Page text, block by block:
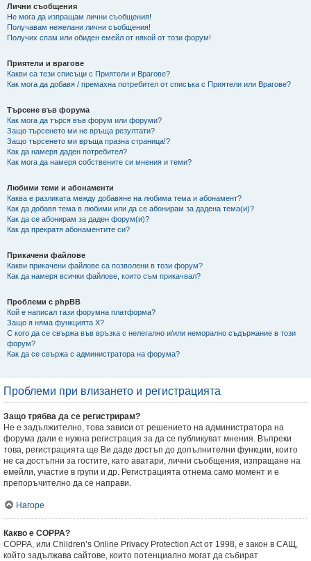
Лични съобщения
Не мога да изпращам лични съобщения!
Получавам нежелани лични съобщения!
Получих спам или обиден емейл от някой от този форум!
Приятели и врагове
Какви са тези списъци с Приятели и Врагове?
Как мога да добавя / премахна потребител от списъка с Приятели или Врагове?
Търсене във форума
Как мога да търся във форум или форуми?
Защо търсенето ми не връща резултати?
Защо търсенето ми връща празна страница!?
Как да намеря даден потребител?
Как мога да намеря собствените си мнения и теми?
Любими теми и абонаменти
Каква е разликата между добавяне на любима тема и абонамент?
Как да добавя тема в любими или да се абонирам за дадена тема(и)?
Как да се абонирам за даден форум(и)?
Как да прекратя абонаментите си?
Прикачени файлове
Какви прикачени файлове са позволени в този форум?
Как да намеря всички файлове, които съм прикачвал?
Проблеми с phpBB
Кой е написал тази форумна платформа?
Защо я няма функцията X?
С кого да се свържа във връзка с нелегално и/или неморално съдържание в този
форум?
Как да се свържа с администратора на форума?
Проблеми при влизането и регистрацията
Защо трябва да се регистрирам?
Не е задължително, това зависи от решението на администратора на
форума дали е нужна регистрация за да се публикуват мнения. Въпреки
това, регистрацията ще Ви даде достъп до допълнителни функции, които
не са достъпни за гостите, като аватари, лични съобщения, изпращане на
емейли, участие в групи и др. Регистрацията отнема само момент и е
препоръчително да се направи.
Нагоре
Какво е COPPA?
COPPA, или Children’s Online Privacy Protection Act от 1998, е закон в САЩ,
който задължава сайтове, които потенциално могат да събират